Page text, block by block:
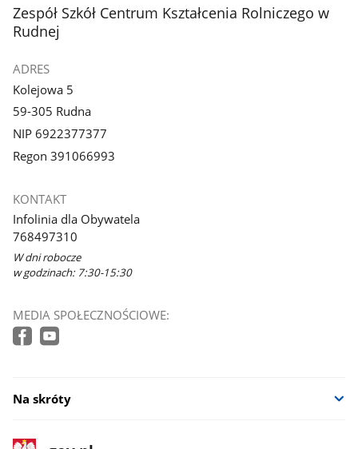
stopka
Zespół Szkół Centrum Kształcenia Rolniczego w
Rudnej
ADRES
Kolejowa 5
59-305 Rudna
NIP 6922377377
Regon 391066993
KONTAKT
Infolinia dla Obywatela
768497310
W dni robocze
w godzinach: 7:30-15:30
MEDIA SPOŁECZNOŚCIOWE:
Na skróty
stopka